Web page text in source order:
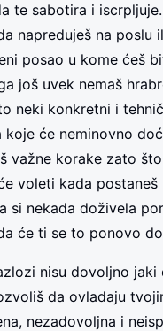
te sabotira i
napreduješ na poslu
posao u kome ćeš
još uvek nemaš
neki konkretni i
koje će neminovno
važne korake zato
voleti kada postaneš
si nekada doživela
će ti se to ponovo
nisu dovoljno jaki
da ovladaju
nezadovoljna i